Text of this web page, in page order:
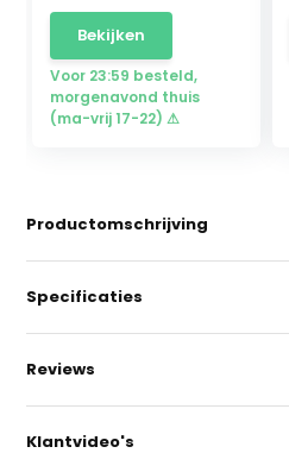
Bekijken
Voor 23:59 besteld,
morgenavond thuis
(ma-vrij 17-22) ⚠
Productomschrijving
Specificaties
Reviews
Klantvideo's